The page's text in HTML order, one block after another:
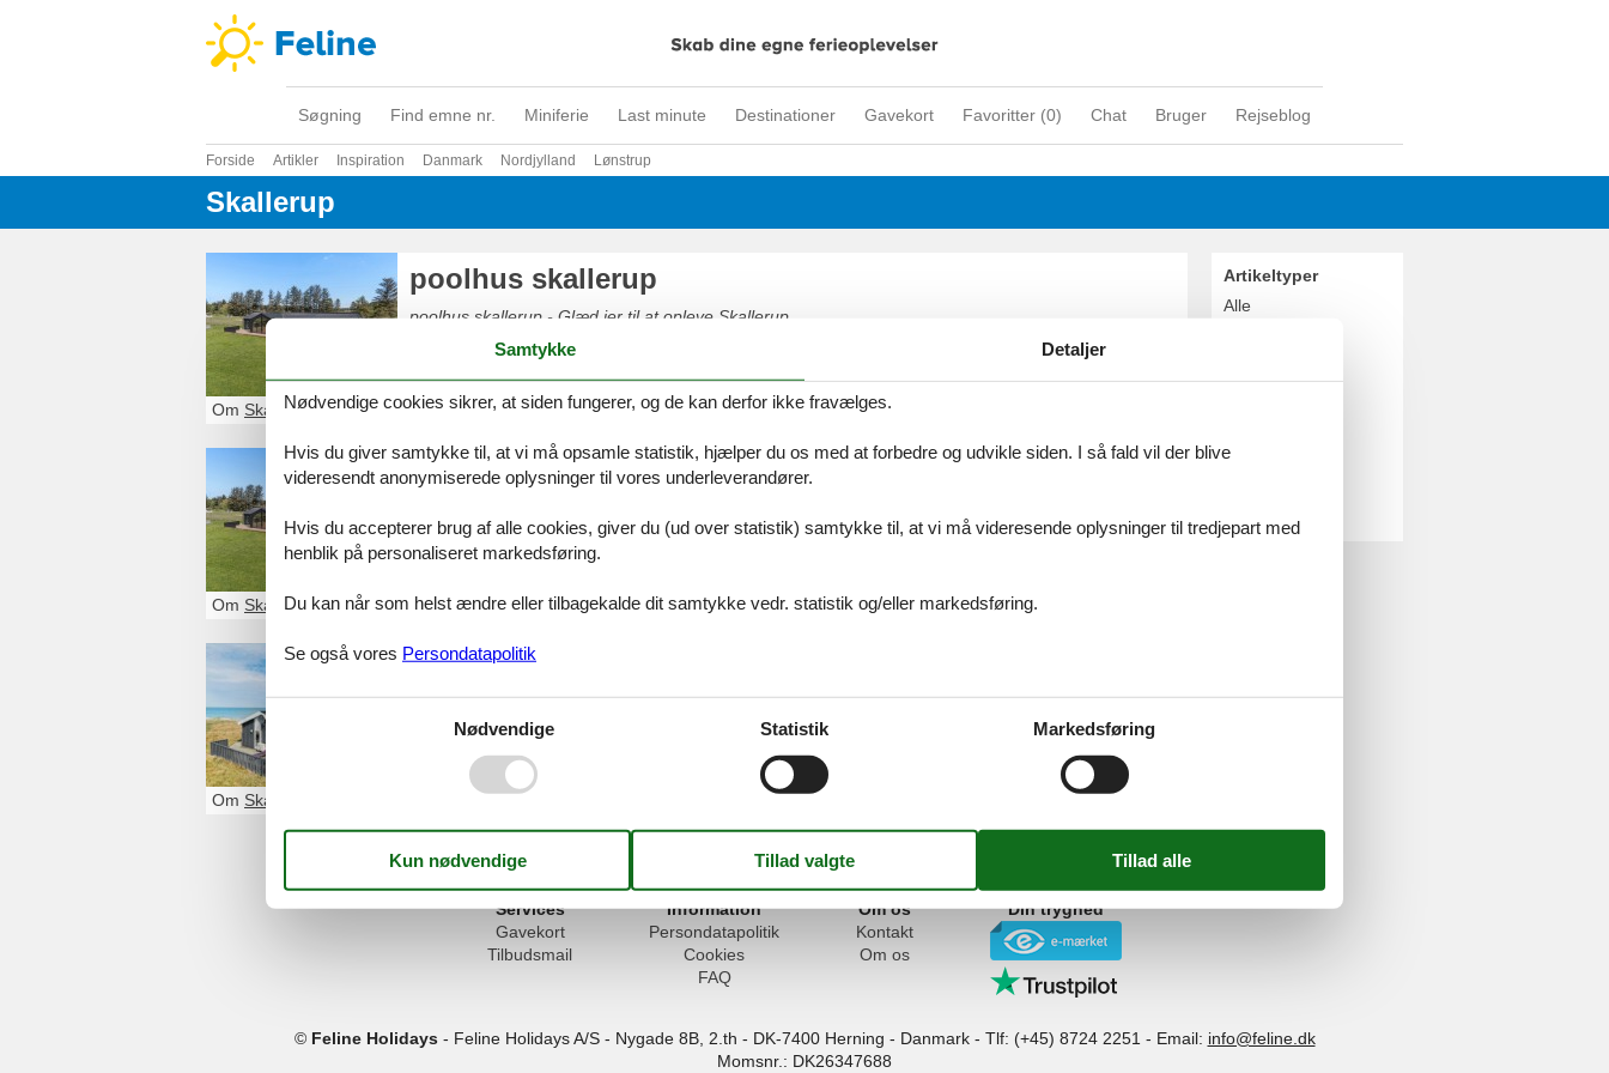
Søgning Find emne nr. Miniferie Last minute Destinationer Gavekort Favoritter (0) Chat Bruger Rejseblog
Forside Artikler Inspiration Danmark Nordjylland Lønstrup
Skallerup
poolhus skallerup
poolhus skallerup - Glæd jer til at opleve Skallerup
Om Skallerup Klit
luksus sommerhus skallerup klit
Om Skallerup Klit
ferie med hund skallerup klit
Om Skallerup Klit
Artikeltyper
Alle
Nordjylland
Skallerup Klit
Services
Gavekort
Tilbudsmail
Information
Persondatapolitik
Cookies
FAQ
Om os
Kontakt
Om os
Din tryghed
© Feline Holidays- Feline Holidays A/S- Nygade 8B, 2.th - DK-7400 Herning - Danmark - Tlf: (+45) 8724 2251 - Email: info@feline.dk
Momsnr.: DK26347688
Samtykke Detaljer
Nødvendige cookies sikrer, at siden fungerer, og de kan derfor ikke fravælges.
Hvis du giver samtykke til, at vi må opsamle statistik, hjælper du os med at forbedre og udvikle siden. I så fald vil der blive
videresendt anonymiserede oplysninger til vores underleverandører.
Hvis du accepterer brug af alle cookies, giver du (ud over statistik) samtykke til, at vi må videresende oplysninger til tredjepart med
henblik på personaliseret markedsføring.
Du kan når som helst ændre eller tilbagekalde dit samtykke vedr. statistik og/eller markedsføring.
Se også vores Persondatapolitik
Nødvendige Statistik Markedsføring